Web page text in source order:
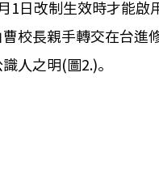
1日改制生效時才能啟
曹校長親手轉交在台進
人之明(圖2.)。